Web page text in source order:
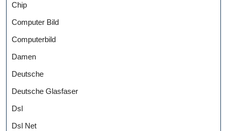
Chip
Computer Bild
Computerbild
Damen
Deutsche
Deutsche Glasfaser
Dsl
Dsl Net